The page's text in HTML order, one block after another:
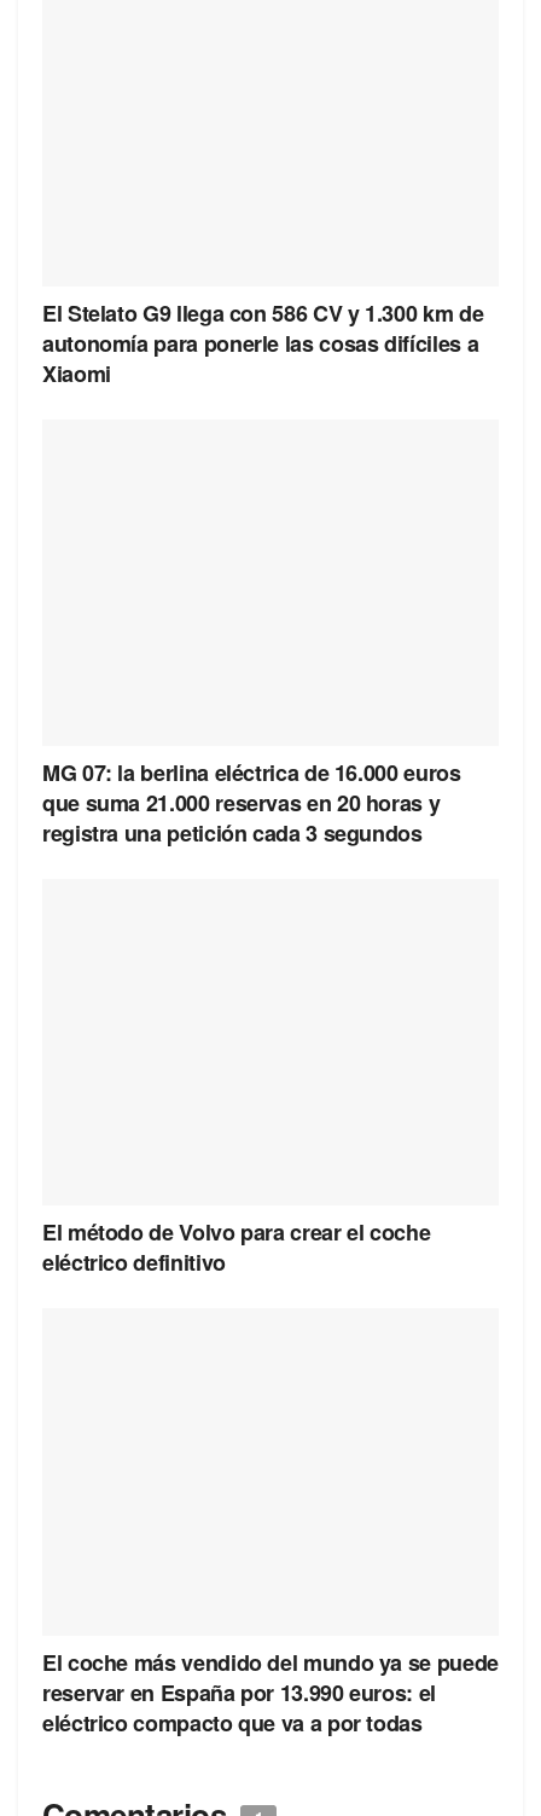
El Stelato G9 llega con 586 CV y 1.300 km de
autonomía para ponerle las cosas difíciles a
Xiaomi
MG 07: la berlina eléctrica de 16.000 euros
que suma 21.000 reservas en 20 horas y
registra una petición cada 3 segundos
El método de Volvo para crear el coche
eléctrico definitivo
El coche más vendido del mundo ya se puede
reservar en España por 13.990 euros: el
eléctrico compacto que va a por todas